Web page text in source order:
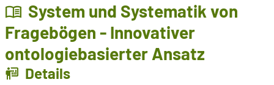
System und Systematik von
Fragebögen - Innovativer
ontologiebasierter Ansatz
Details